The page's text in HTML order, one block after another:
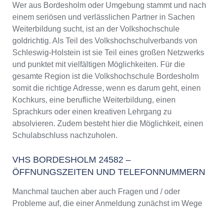
Top-Kurse an der Abendschule Bordesholm
Online-Kurse – Alternative Angebote zu einem
Kurs an der VHS
Top-Kurse an der Abendschule Bordesholm
Weiterbildung in Bordesholm
VHS Bordesholm Programm 2025 / 2026
Wer aus Bordesholm oder Umgebung stammt und nach
einem seriösen und verlässlichen Partner in Sachen
Weiterbildung sucht, ist an der Volkshochschule
goldrichtig. Als Teil des Volkshochschulverbands von
Schleswig-Holstein ist sie Teil eines großen Netzwerks
und punktet mit vielfältigen Möglichkeiten. Für die
gesamte Region ist die Volkshochschule Bordesholm
somit die richtige Adresse, wenn es darum geht, einen
Kochkurs, eine berufliche Weiterbildung, einen
Sprachkurs oder einen kreativen Lehrgang zu
absolvieren. Zudem besteht hier die Möglichkeit, einen
Schulabschluss nachzuholen.
VHS BORDESHOLM 24582 –
ÖFFNUNGSZEITEN UND TELEFONNUMMERN
Manchmal tauchen aber auch Fragen und / oder
Probleme auf, die einer Anmeldung zunächst im Wege